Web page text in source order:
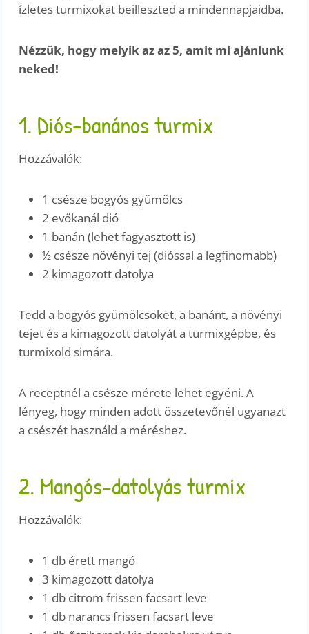
ízletes turmixokat beilleszted a mindennapjaidba.
Nézzük, hogy melyik az az 5, amit mi ajánlunk
neked!
1. Diós-banános turmix
Hozzávalók:
1 csésze bogyós gyümölcs
2 evőkanál dió
1 banán (lehet fagyasztott is)
½ csésze növényi tej (dióssal a legfinomabb)
2 kimagozott datolya
Tedd a bogyós gyümölcsöket, a banánt, a növényi
tejet és a kimagozott datolyát a turmixgépbe, és
turmixold simára.
A receptnél a csésze mérete lehet egyéni. A
lényeg, hogy minden adott összetevőnél ugyanazt
a csészét használd a méréshez.
2. Mangós-datolyás turmix
Hozzávalók:
1 db érett mangó
3 kimagozott datolya
1 db citrom frissen facsart leve
1 db narancs frissen facsart leve